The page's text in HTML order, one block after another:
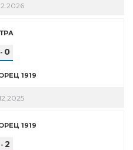
- 0
1919
1919
2